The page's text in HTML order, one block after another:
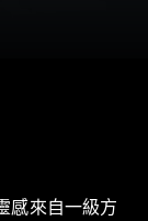
感來自一級方